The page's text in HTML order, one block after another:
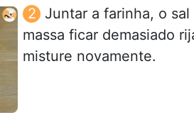
Juntar a farinha, o
massa ficar demasiado
misture novamente.